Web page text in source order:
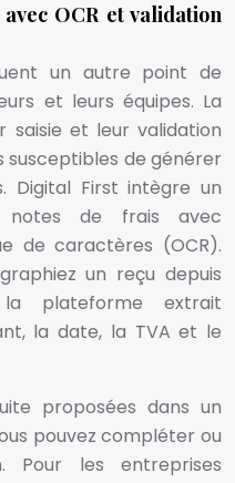
OCR et validation
un autre point de
et leurs équipes. La
saisie et leur validation
susceptibles de générer
Digital First intègre un
notes de frais avec
de caractères (OCR).
un reçu depuis
plateforme extrait
la date, la TVA et le
proposées dans un
pouvez compléter ou
Pour les entreprises